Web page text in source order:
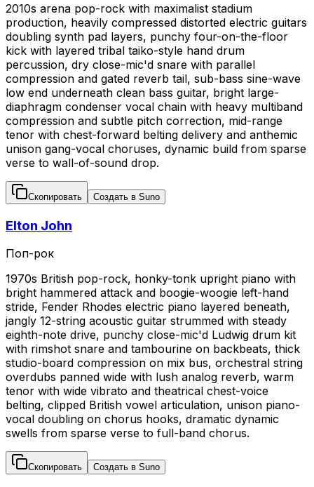
2010s arena pop-rock with maximalist stadium
production, heavily compressed distorted electric guitars
doubling synth pad layers, punchy four-on-the-floor
kick with layered tribal taiko-style hand drum
percussion, dry close-mic'd snare with parallel
compression and gated reverb tail, sub-bass sine-wave
low end underneath clean bass guitar, bright large-
diaphragm condenser vocal chain with heavy multiband
compression and subtle pitch correction, mid-range
tenor with chest-forward belting delivery and anthemic
unison gang-vocal choruses, dynamic build from sparse
verse to wall-of-sound drop.
Скопировать Создать в Suno
Elton John
Поп-рок
1970s British pop-rock, honky-tonk upright piano with
bright hammered attack and boogie-woogie left-hand
stride, Fender Rhodes electric piano layered beneath,
jangly 12-string acoustic guitar strummed with steady
eighth-note drive, punchy close-mic'd Ludwig drum kit
with rimshot snare and tambourine on backbeats, thick
studio-board compression on mix bus, orchestral string
overdubs panned wide with lush analog reverb, warm
tenor with wide vibrato and theatrical chest-voice
belting, clipped British vowel articulation, unison piano-
vocal doubling on chorus hooks, dramatic dynamic
swells from sparse verse to full-band chorus.
Скопировать Создать в Suno